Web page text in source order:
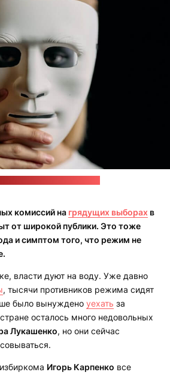
комиссий на грядущих выборах в
от широкой публики. Это тоже
и симптом того, что режим не
власти дуют на воду. Уже давно
, тысячи противников режима сидят
было вынуждено уехать за
осталось много недовольных
Лукашенко, но они сейчас
Игорь Карпенко все